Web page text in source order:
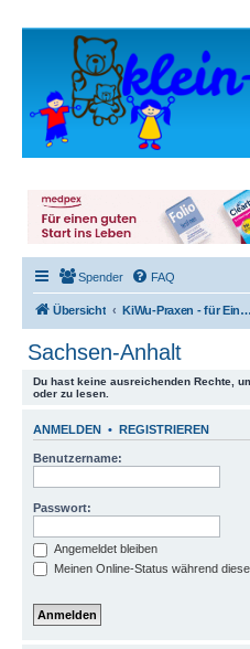
Spender FAQ
Übersicht KiWu-Praxen - für Einsteiger und Wechsler
Sachsen-Anhalt
Du hast keine ausreichenden Rechte,
oder zu lesen.
ANMELDEN • REGISTRIEREN
Benutzername:
Passwort:
Angemeldet bleiben
Meinen Online-Status während